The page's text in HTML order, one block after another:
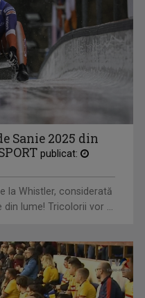
Sanie 2025 din
publicat:
la Whistler, considerată
lume! Tricolorii vor ...